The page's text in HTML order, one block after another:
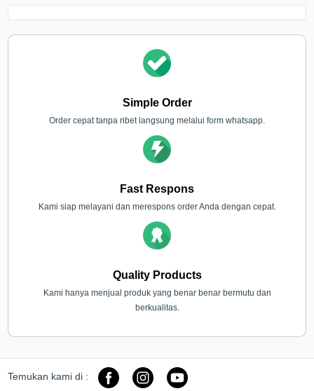
Simple Order
Order cepat tanpa ribet langsung melalui form whatsapp.
Fast Respons
Kami siap melayani dan merespons order Anda dengan cepat.
Quality Products
Kami hanya menjual produk yang benar benar bermutu dan
berkualitas.
Temukan kami di :